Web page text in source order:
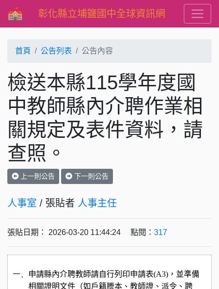
彰化縣立埔鹽國中全球資訊網
首頁 公告列表 公告內容
檢送本縣115學年度國
中教師縣內介聘作業相
關規定及表件資料，請
查照。
上一則公告 下一則公告
人事室 / 張貼者 人事主任
張貼日期： 2026-03-20 11:44:24 點閱： 317
一、 申請縣內介聘教師請自行列印申請表(A3) ，並準備
相關證明文件（如戶籍謄本、教師證、派令、聘